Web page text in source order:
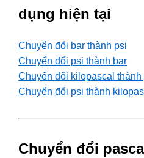
dụng hiện tại
Chuyển đổi bar thành psi
Chuyển đổi psi thành bar
Chuyển đổi kilopascal thành
Chuyển đổi psi thành
Chuyển đổi